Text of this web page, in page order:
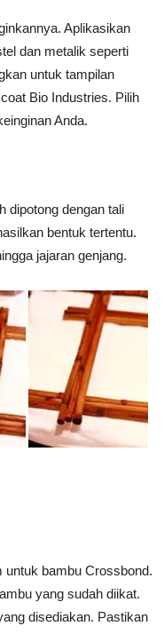
Aplikasikan
dan metalik seperti
untuk tampilan
Bio Industries. Pilih
Anda.
dipotong dengan tali
bentuk tertentu.
jajaran genjang.
untuk bambu Crossbond.
yang sudah diikat.
disediakan. Pastikan